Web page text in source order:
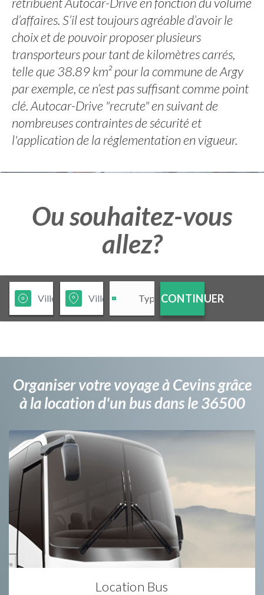
d’affaires. S’il est toujours agréable d’avoir le
choix et de pouvoir proposer plusieurs
transporteurs pour tant de kilomètres carrés,
telle que 38.89 km² pour la commune de Argy
par exemple, ce n’est pas suffisant comme point
clé. Autocar-Drive "recrute" en suivant de
nombreuses contraintes de sécurité et
l'application de la réglementation en vigueur.
Ou souhaitez-vous
allez?
CONTINUER
Organiser votre voyage à Cevins grâce
à la location d'un bus dans le 36500
Location Bus